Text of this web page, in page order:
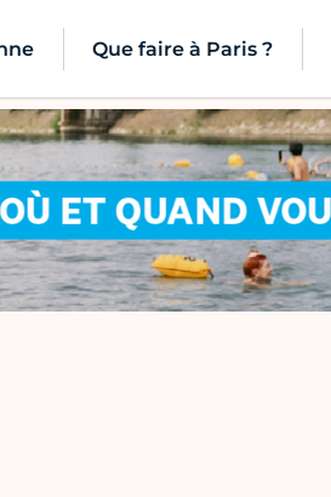
Que faire à Paris ?